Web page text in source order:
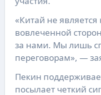
«Китай не
вовлеченной
за нами. Мы лишь
переговорам», —
Пекин
посылает четкий